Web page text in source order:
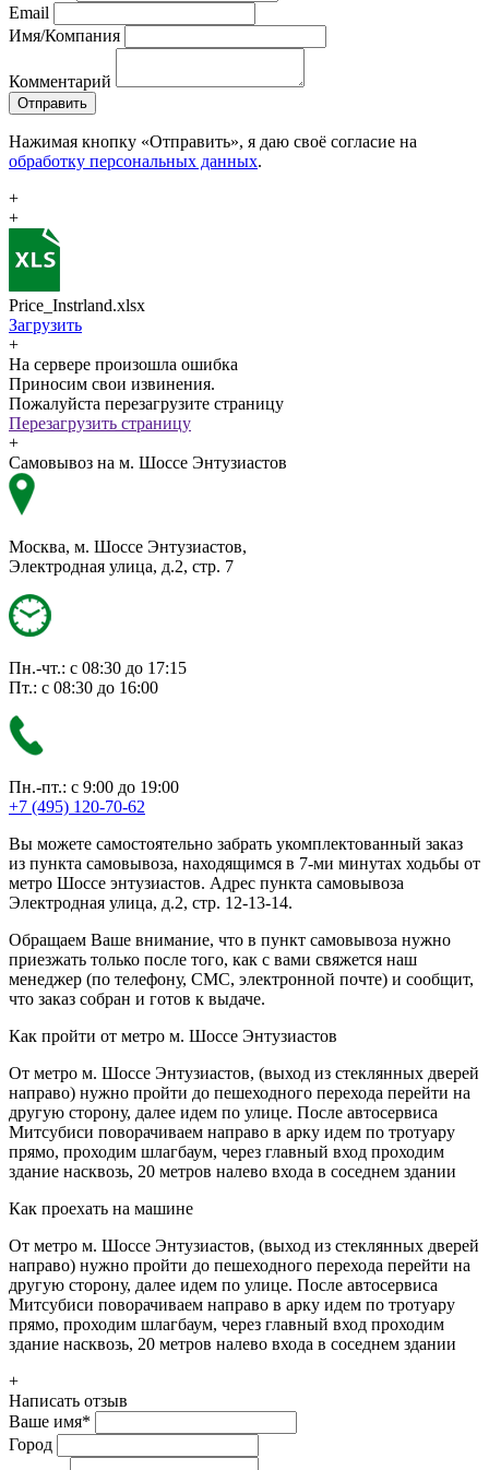
Email
Имя/Компания
Комментарий
Отправить
Нажимая кнопку «Отправить», я даю своё согласие на
обработку персональных данных.
+
+
Price_Instrland.xlsx
Загрузить
+
На сервере произошла ошибка
Приносим свои извинения.
Пожалуйста перезагрузите страницу
Перезагрузить страницу
+
Самовывоз на м. Шоссе Энтузиастов
Москва, м. Шоссе Энтузиастов,
Электродная улица, д.2, стр. 7
Пн.-чт.: с 08:30 до 17:15
Пт.: с 08:30 до 16:00
Пн.-пт.: с 9:00 до 19:00
+7 (495) 120-70-62
Вы можете самостоятельно забрать укомплектованный заказ
из пункта самовывоза, находящимся в 7-ми минутах ходьбы от
метро Шоссе энтузиастов. Адрес пункта самовывоза
Электродная улица, д.2, стр. 12-13-14.
Обращаем Ваше внимание, что в пункт самовывоза нужно
приезжать только после того, как с вами свяжется наш
менеджер (по телефону, СМС, электронной почте) и сообщит,
что заказ собран и готов к выдаче.
Как пройти от метро м. Шоссе Энтузиастов
От метро м. Шоссе Энтузиастов, (выход из стеклянных дверей
направо) нужно пройти до пешеходного перехода перейти на
другую сторону, далее идем по улице. После автосервиса
Митсубиси поворачиваем направо в арку идем по тротуару
прямо, проходим шлагбаум, через главный вход проходим
здание насквозь, 20 метров налево входа в соседнем здании
Как проехать на машине
От метро м. Шоссе Энтузиастов, (выход из стеклянных дверей
направо) нужно пройти до пешеходного перехода перейти на
другую сторону, далее идем по улице. После автосервиса
Митсубиси поворачиваем направо в арку идем по тротуару
прямо, проходим шлагбаум, через главный вход проходим
здание насквозь, 20 метров налево входа в соседнем здании
+
Написать отзыв
Ваше имя*
Город